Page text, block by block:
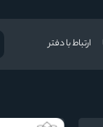
ارتباط با دفتر